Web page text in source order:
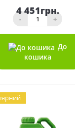
4 451грн.
- +
До
кошика